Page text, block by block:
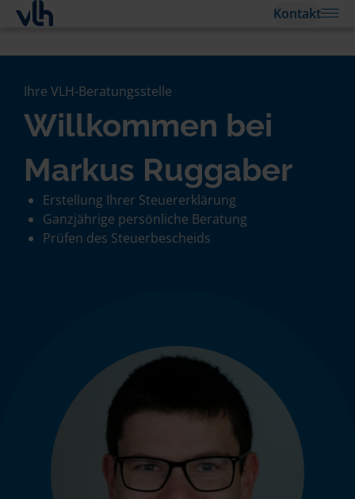
Kontakt
Ihre VLH-Beratungsstelle
Willkommen bei
Markus Ruggaber
Erstellung Ihrer Steuererklärung
Ganzjährige persönliche Beratung
Prüfen des Steuerbescheids